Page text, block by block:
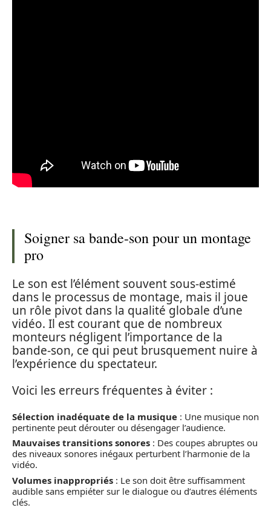
Soigner sa bande-son pour un montage
pro
Le son est l’élément souvent sous-estimé
dans le processus de montage, mais il joue
un rôle pivot dans la qualité globale d’une
vidéo. Il est courant que de nombreux
monteurs négligent l’importance de la
bande-son, ce qui peut brusquement nuire à
l’expérience du spectateur.
Voici les erreurs fréquentes à éviter :
Sélection inadéquate de la musique : Une musique non
pertinente peut dérouter ou désengager l’audience.
Mauvaises transitions sonores : Des coupes abruptes ou
des niveaux sonores inégaux perturbent l’harmonie de la
vidéo.
Volumes inappropriés : Le son doit être suffisamment
audible sans empiéter sur le dialogue ou d’autres éléments
clés.